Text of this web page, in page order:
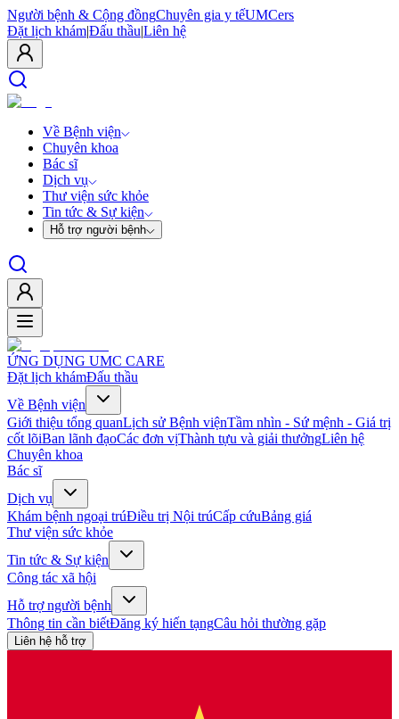
Người bệnh & Cộng đồngChuyên gia y tếUMCers
Đặt lịch khám|Đấu thầu|Liên hệ
Về Bệnh viện
Chuyên khoa
Bác sĩ
Dịch vụ
Thư viện sức khỏe
Tin tức & Sự kiện
Hỗ trợ người bệnh
ỨNG DỤNG UMC CARE
Đặt lịch khámĐấu thầu
Về Bệnh viện
Giới thiệu tổng quanLịch sử Bệnh việnTầm nhìn - Sứ mệnh - Giá trị
cốt lõiBan lãnh đạoCác đơn vịThành tựu và giải thưởngLiên hệ
Chuyên khoa
Bác sĩ
Dịch vụ
Khám bệnh ngoại trúĐiều trị Nội trúCấp cứuBảng giá
Thư viện sức khỏe
Tin tức & Sự kiện
Công tác xã hội
Hỗ trợ người bệnh
Thông tin cần biếtĐăng ký hiến tạngCâu hỏi thường gặp
Liên hệ hỗ trợ